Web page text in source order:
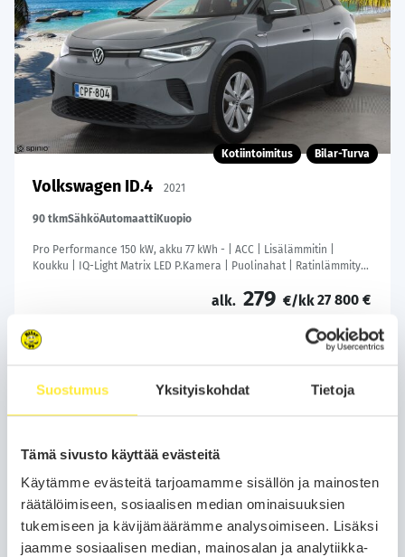
Suostumus Yksityiskohdat Tietoja
Tämä sivusto käyttää evästeitä
Käytämme evästeitä tarjoamamme sisällön ja mainosten
räätälöimiseen, sosiaalisen median ominaisuuksien
tukemiseen ja kävijämäärämme analysoimiseen. Lisäksi
jaamme sosiaalisen median, mainosalan ja analytiikka-
Kotiintoimitus Bilar-Turva
Volkswagen ID.4 2021
90 tkmSähköAutomaattiKuopio
Pro Performance 150 kW, akku 77 kWh - | ACC | Lisälämmitin |
Koukku | IQ-Light Matrix LED P.Kamera | Puolinahat | Ratinlämmitys
alk. 279 €/kk27 800 €